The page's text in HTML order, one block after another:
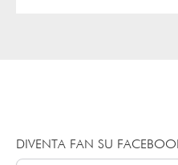
DIVENTA FAN SU